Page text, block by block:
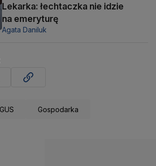
Lekarka: łechtaczka nie idzie
na emeryturę
Agata Daniluk
Gospodarka